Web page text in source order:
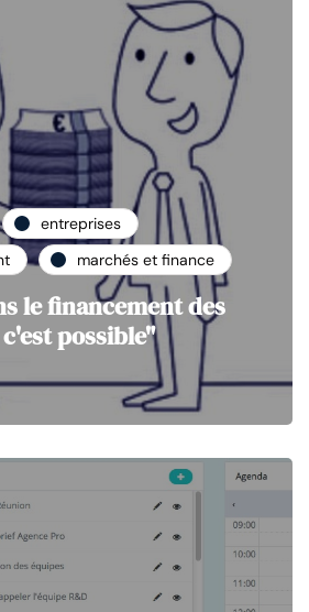
entreprises
marchés et finance
le financement des
possible"